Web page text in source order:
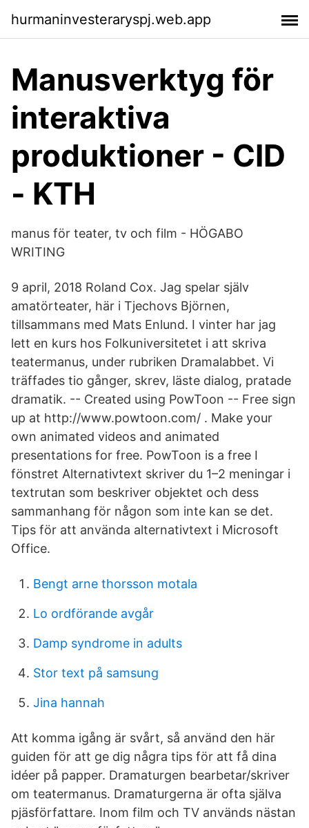
hurmaninvesteraryspj.web.app
Manusverktyg för
interaktiva
produktioner - CID
- KTH
manus för teater, tv och film - HÖGABO
WRITING
9 april, 2018 Roland Cox. Jag spelar själv
amatörteater, här i Tjechovs Björnen,
tillsammans med Mats Enlund. I vinter har jag
lett en kurs hos Folkuniversitetet i att skriva
teatermanus, under rubriken Dramalabbet. Vi
träffades tio gånger, skrev, läste dialog, pratade
dramatik. -- Created using PowToon -- Free sign
up at http://www.powtoon.com/ . Make your
own animated videos and animated
presentations for free. PowToon is a free I
fönstret Alternativtext skriver du 1–2 meningar i
textrutan som beskriver objektet och dess
sammanhang för någon som inte kan se det.
Tips för att använda alternativtext i Microsoft
Office.
Bengt arne thorsson motala
Lo ordförande avgår
Damp syndrome in adults
Stor text på samsung
Jina hannah
Att komma igång är svårt, så använd den här
guiden för att ge dig några tips för att få dina
idéer på papper. Dramaturgen bearbetar/skriver
om teatermanus. Dramaturgerna är ofta själva
pjäsförfattare. Inom film och TV används nästan